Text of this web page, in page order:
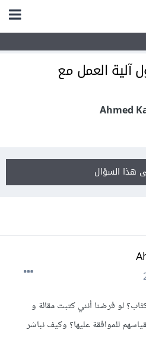
آلية العمل مع
هذا السؤال
لو فرضنا أنني كتبت مقالة و
للموافقة عليها؟ وكيف نباشر